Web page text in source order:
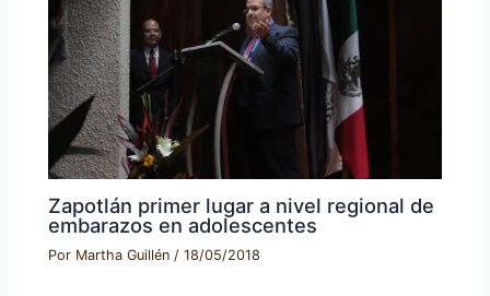
Zapotlán primer lugar a nivel regional de
embarazos en adolescentes
Por Martha Guillén /18/05/2018